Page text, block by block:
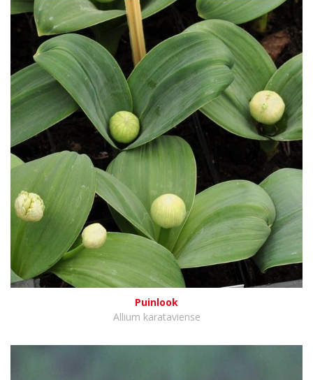
Puinlook
Allium karataviense